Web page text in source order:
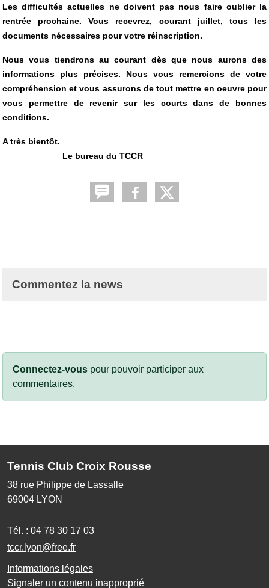
Les difficultés actuelles ne doivent pas nous faire oublier la
rentrée prochaine. Vous recevrez, courant juillet, tous les
documents nécessaires pour votre réinscription.
Nous vous tiendrons au courant dès que nous aurons des
informations plus précises. Nous vous remercions de votre
compréhension et vous assurons de tout mettre en oeuvre pour
vous permettre de revenir sur les courts dans de bonnes
conditions.
A très bientôt.
Le bureau du TCCR
Commentez la news
Connectez-vous pour pouvoir participer aux
commentaires.
Tennis Club Croix Rousse
38 rue Philippe de Lassalle
69004 LYON
Tél. : 04 78 30 17 03
tccr.lyon@free.fr
Informations légales
Signaler un contenu inapproprié